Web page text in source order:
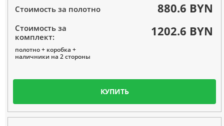
Стоимость за полотно 880.6 BYN
Стоимость за
комплект:
полотно + коробка +
наличники на 2 стороны
1202.6 BYN
КУПИТЬ